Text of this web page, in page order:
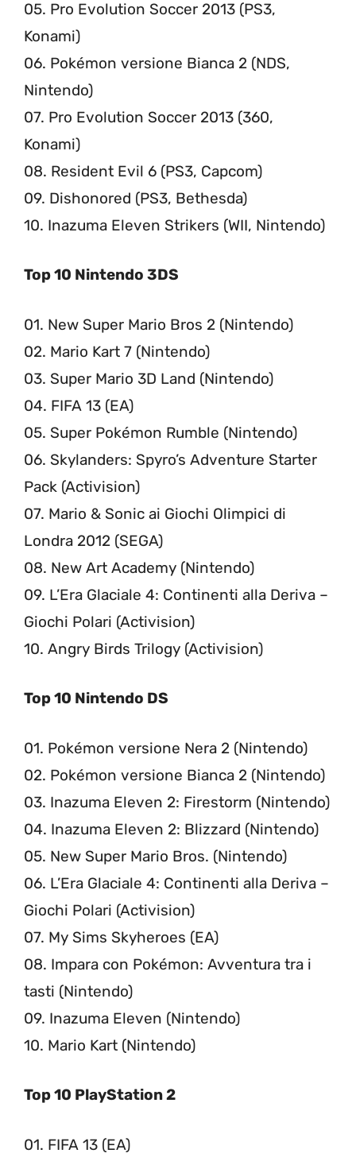
05. Pro Evolution Soccer 2013 (PS3,
Konami)
06. Pokémon versione Bianca 2 (NDS,
Nintendo)
07. Pro Evolution Soccer 2013 (360,
Konami)
08. Resident Evil 6 (PS3, Capcom)
09. Dishonored (PS3, Bethesda)
10. Inazuma Eleven Strikers (WII, Nintendo)
Top 10 Nintendo 3DS
01. New Super Mario Bros 2 (Nintendo)
02. Mario Kart 7 (Nintendo)
03. Super Mario 3D Land (Nintendo)
04. FIFA 13 (EA)
05. Super Pokémon Rumble (Nintendo)
06. Skylanders: Spyro’s Adventure Starter
Pack (Activision)
07. Mario & Sonic ai Giochi Olimpici di
Londra 2012 (SEGA)
08. New Art Academy (Nintendo)
09. L’Era Glaciale 4: Continenti alla Deriva –
Giochi Polari (Activision)
10. Angry Birds Trilogy (Activision)
Top 10 Nintendo DS
01. Pokémon versione Nera 2 (Nintendo)
02. Pokémon versione Bianca 2 (Nintendo)
03. Inazuma Eleven 2: Firestorm (Nintendo)
04. Inazuma Eleven 2: Blizzard (Nintendo)
05. New Super Mario Bros. (Nintendo)
06. L’Era Glaciale 4: Continenti alla Deriva –
Giochi Polari (Activision)
07. My Sims Skyheroes (EA)
08. Impara con Pokémon: Avventura tra i
tasti (Nintendo)
09. Inazuma Eleven (Nintendo)
10. Mario Kart (Nintendo)
Top 10 PlayStation 2
01. FIFA 13 (EA)